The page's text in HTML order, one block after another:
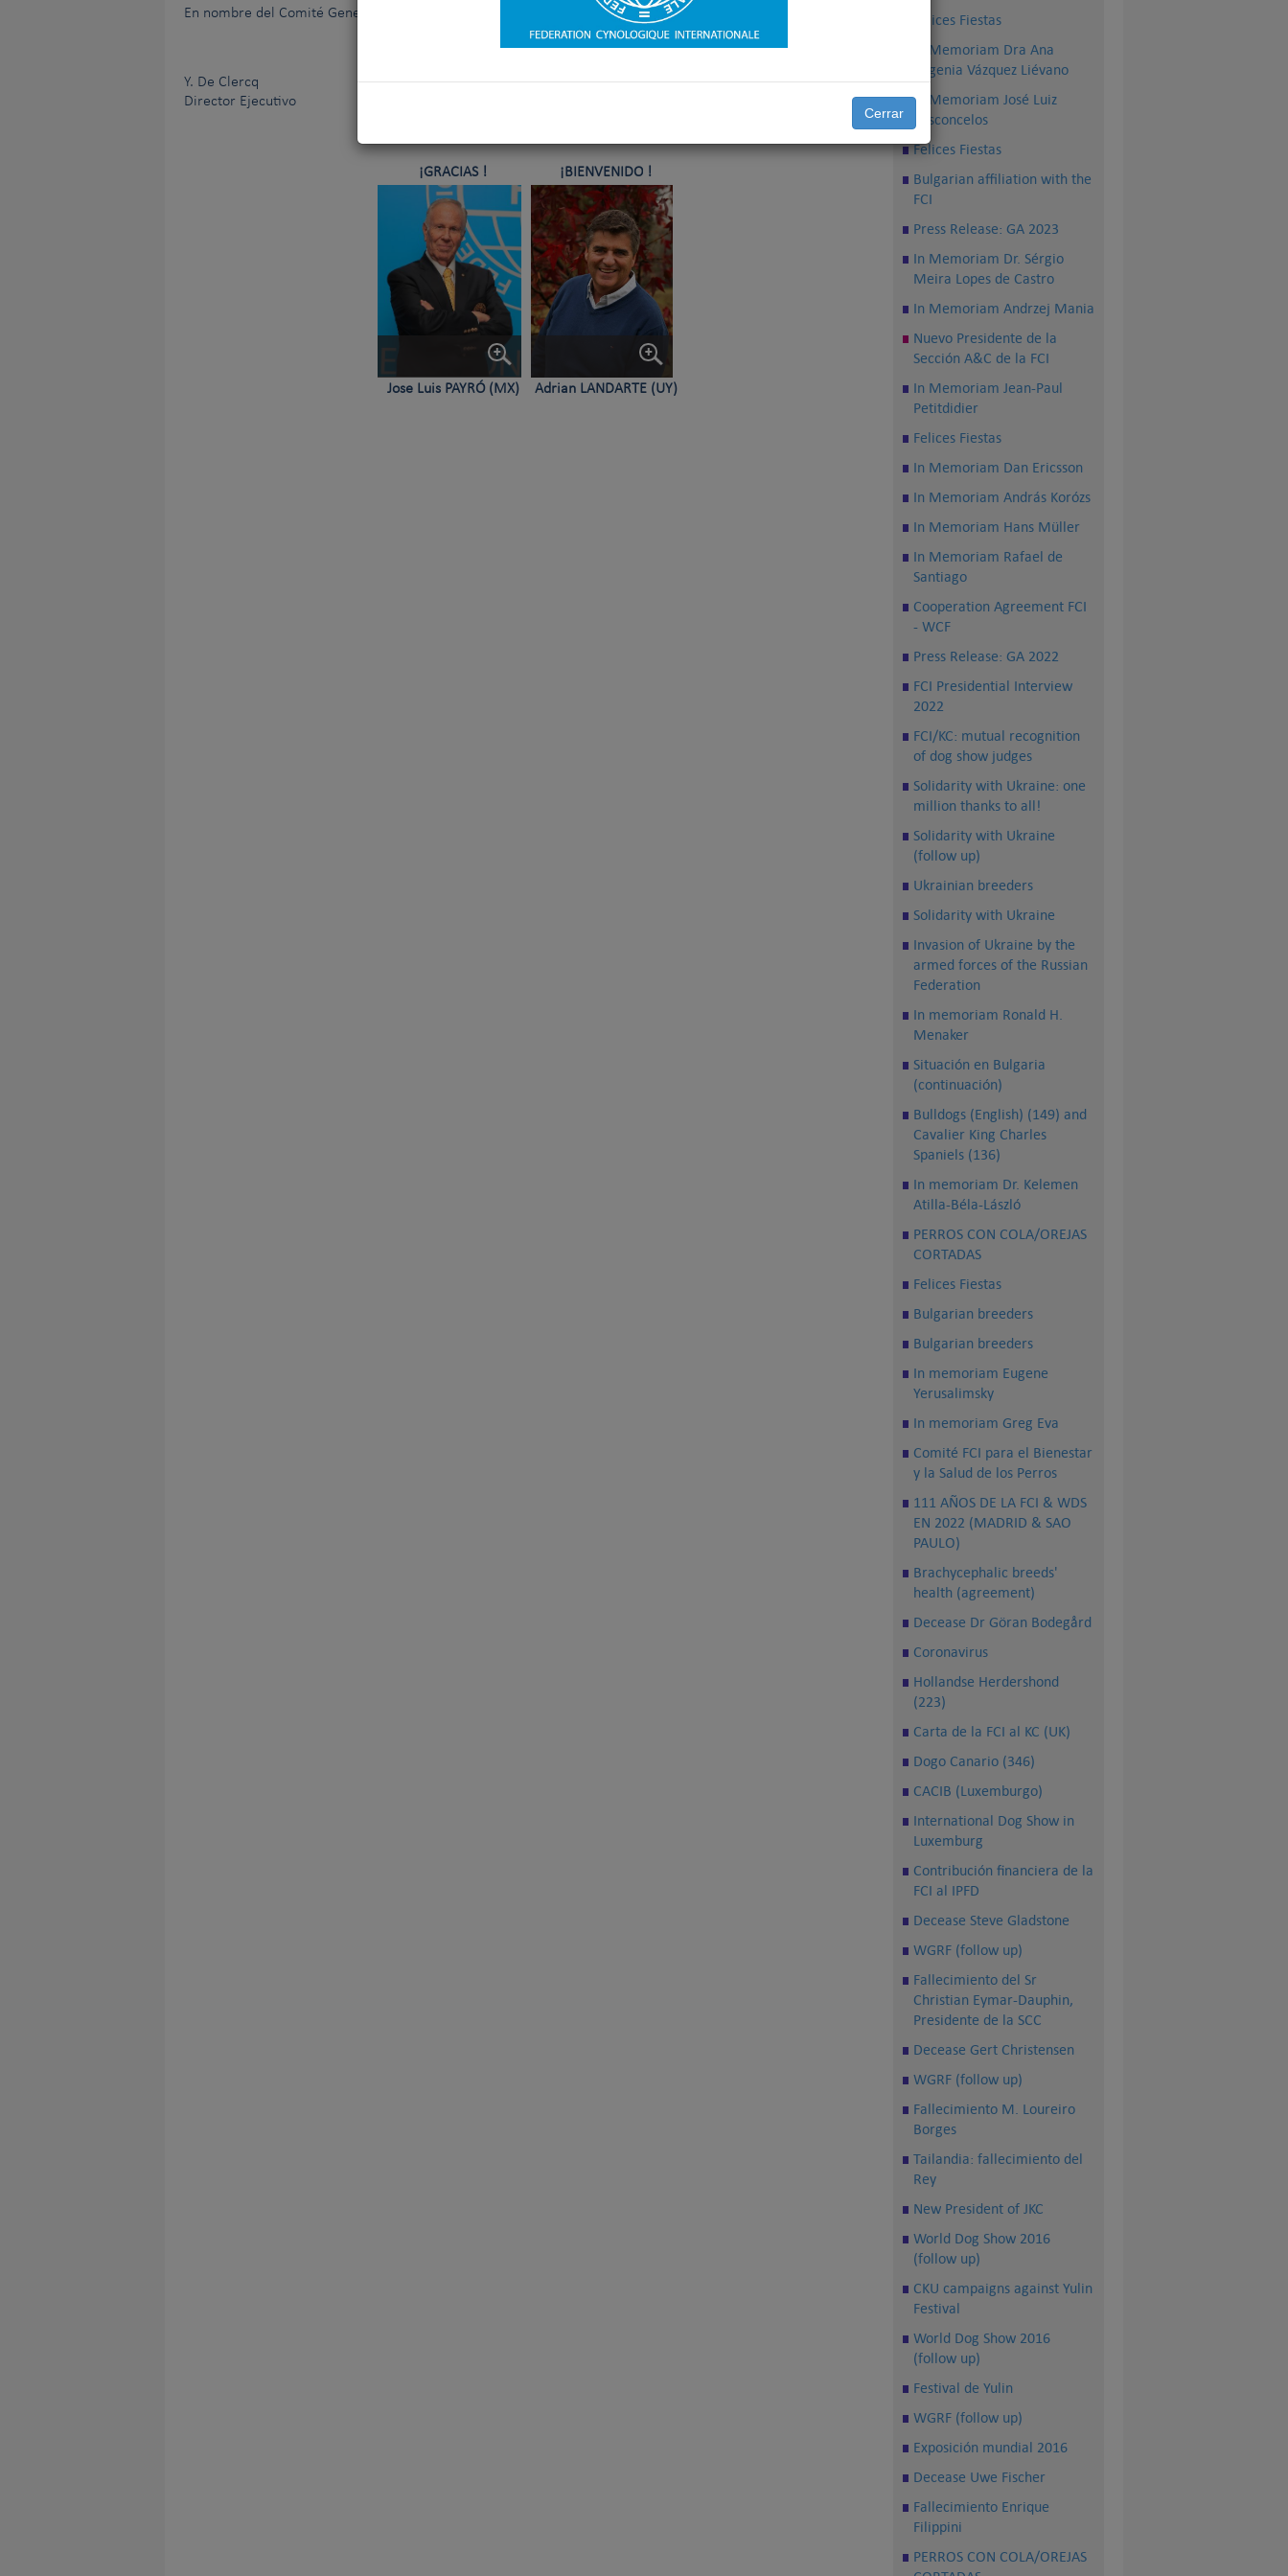
Cerrar
Felices Fiestas
In Memoriam Dra Ana
Eugenia Vázquez Liévano
In Memoriam José Luiz
Vasconcelos
Felices Fiestas
Bulgarian affiliation with the
FCI
Press Release: GA 2023
In Memoriam Dr. Sérgio
Meira Lopes de Castro
In Memoriam Andrzej Mania
Nuevo Presidente de la
Sección A&C de la FCI
In Memoriam Jean-Paul
Petitdidier
Felices Fiestas
In Memoriam Dan Ericsson
In Memoriam András Korózs
In Memoriam Hans Müller
In Memoriam Rafael de
Santiago
Cooperation Agreement FCI
- WCF
Press Release: GA 2022
FCI Presidential Interview
2022
FCI/KC: mutual recognition
of dog show judges
Solidarity with Ukraine: one
million thanks to all!
Solidarity with Ukraine
(follow up)
Ukrainian breeders
Solidarity with Ukraine
Invasion of Ukraine by the
armed forces of the Russian
Federation
In memoriam Ronald H.
Menaker
Situación en Bulgaria
(continuación)
Bulldogs (English) (149) and
Cavalier King Charles
Spaniels (136)
In memoriam Dr. Kelemen
Atilla-Béla-László
PERROS CON COLA/OREJAS
CORTADAS
Felices Fiestas
Bulgarian breeders
Bulgarian breeders
In memoriam Eugene
Yerusalimsky
In memoriam Greg Eva
Comité FCI para el Bienestar
y la Salud de los Perros
111 AÑOS DE LA FCI & WDS
EN 2022 (MADRID & SAO
PAULO)
Brachycephalic breeds'
health (agreement)
Decease Dr Göran Bodegård
Coronavirus
Hollandse Herdershond
(223)
Carta de la FCI al KC (UK)
Dogo Canario (346)
CACIB (Luxemburgo)
International Dog Show in
Luxemburg
Contribución financiera de la
FCI al IPFD
Decease Steve Gladstone
WGRF (follow up)
Fallecimiento del Sr
Christian Eymar-Dauphin,
Presidente de la SCC
Decease Gert Christensen
WGRF (follow up)
Fallecimiento M. Loureiro
Borges
Tailandia: fallecimiento del
Rey
New President of JKC
World Dog Show 2016
(follow up)
CKU campaigns against Yulin
Festival
World Dog Show 2016
(follow up)
Festival de Yulin
WGRF (follow up)
Exposición mundial 2016
Decease Uwe Fischer
Fallecimiento Enrique
Filippini
PERROS CON COLA/OREJAS
En nombre del Comité General de la FCI
Y. De Clercq
Director Ejecutivo
¡GRACIAS ! ¡ BIENVENIDO !
Jose Luis PAYRÓ (MX) Adrian LANDARTE (UY)